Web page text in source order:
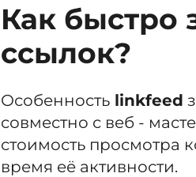
Как быстро
ссылок?
Особенность linkfeed
совместно с веб -
стоимость просмотра
время её активности.